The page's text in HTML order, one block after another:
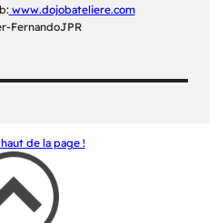
www.dojobateliere.com
FernandoJPR
de la page !